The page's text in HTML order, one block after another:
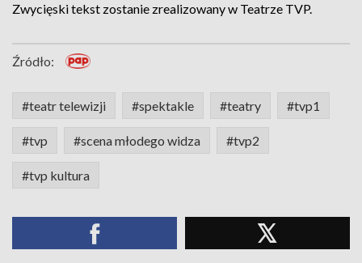
Zwycięski tekst zostanie zrealizowany w Teatrze TVP.
Źródło:
#teatr telewizji #spektakle #teatry #tvp1
#tvp #scena młodego widza #tvp2
#tvp kultura